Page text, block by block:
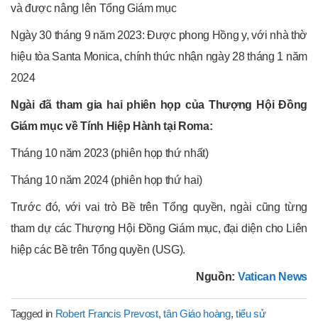
và được nâng lên Tổng Giám mục
Ngày 30 tháng 9 năm 2023: Được phong Hồng y, với nhà thờ
hiệu tòa Santa Monica, chính thức nhận ngày 28 tháng 1 năm
2024
Ngài đã tham gia hai phiên họp của Thượng Hội Đồng
Giám mục về Tính Hiệp Hành tại Roma:
Tháng 10 năm 2023 (phiên họp thứ nhất)
Tháng 10 năm 2024 (phiên họp thứ hai)
Trước đó, với vai trò Bề trên Tổng quyền, ngài cũng từng
tham dự các Thượng Hội Đồng Giám mục, đại diện cho Liên
hiệp các Bề trên Tổng quyền (USG).
Nguồn: Vatican News
Tagged in Robert Francis Prevost,tân Giáo hoàng,tiểu sử